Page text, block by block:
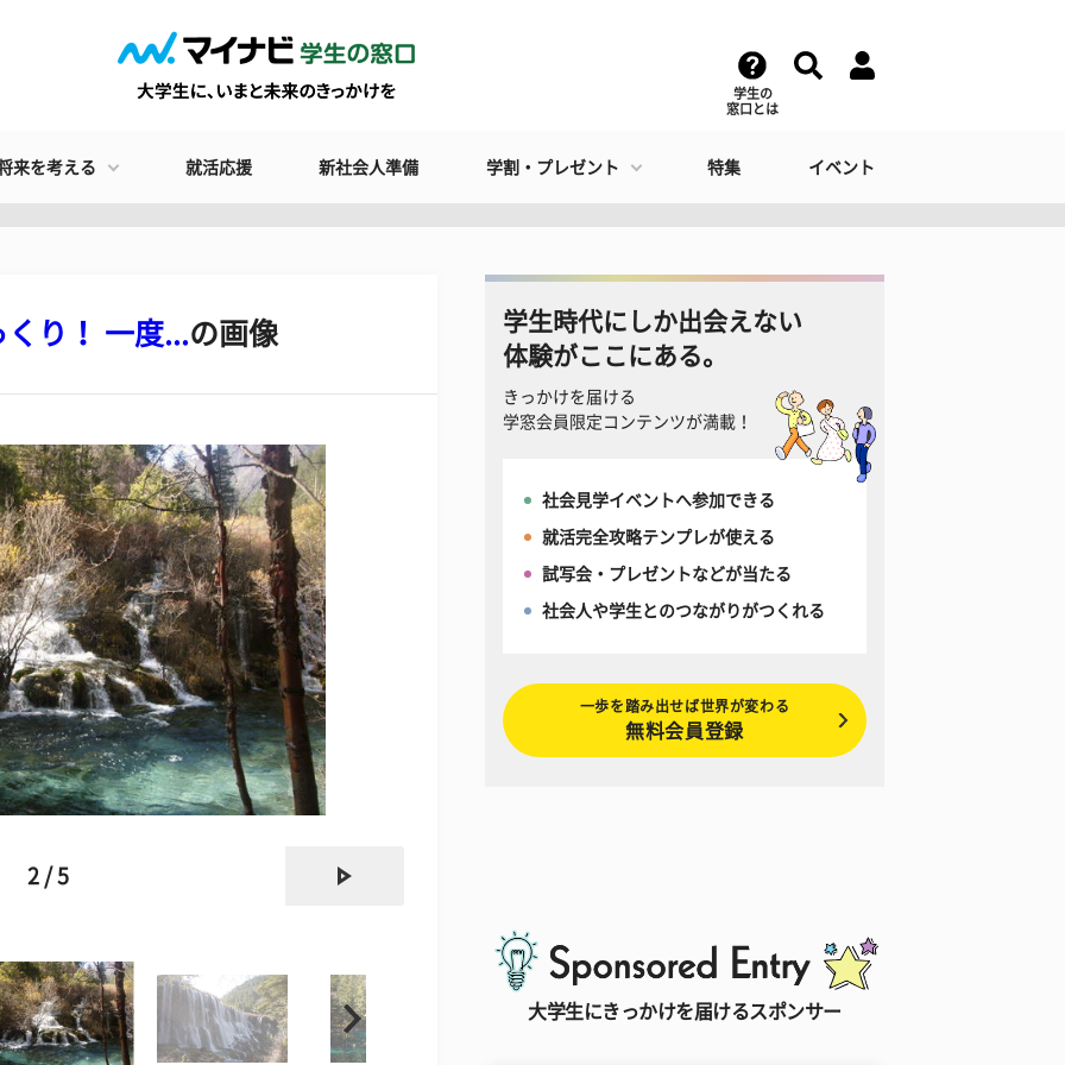
学生の
窓口とは
来を考える 就活応援 新社会人準備 学割・プレゼント 特集 イベント
り！ 一度...の画像
2 / 5
学生時代にしか出会えない
体験がここにある。
きっかけを届ける
学窓会員限定コンテンツが満載！
社会見学イベントへ参加できる
就活完全攻略テンプレが使える
試写会・プレゼントなどが当たる
社会人や学生とのつながりがつくれる
一歩を踏み出せば世界が変わる
無料会員登録
大学生にきっかけを届けるスポンサー